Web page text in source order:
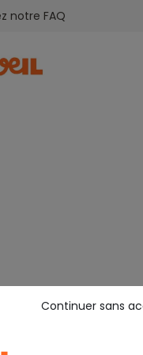
notre FAQ
Continuer sans